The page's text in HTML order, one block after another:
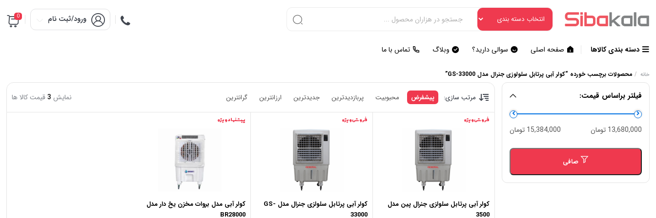
ورود/ثبت نام 0
دسته بندی کالاها صفحه اصلی سوالی دارید؟ وبلاگ تماس با ما
خانه / محصولات برچسب خورده “کولر آبی پرتابل سلولوزی جنرال مدل GS-33000”
فیلتر براساس قیمت:
حداقل
قیمت
حداكثر
قيمت
صافی
13,680,000 تومان 15,384,000 تومان
مرتب سازی: پیشفرض محبوبیت پربازدیدترین جدیدترین ارزانترین گرانترین نمایش 3 قیمت کالا ها
فروش ویژه
کولر آبی پرتابل سلولزی جنرال پین مدل
3500
فروش ویژه
کولر آبی پرتابل سلولزی جنرال مدل GS-
33000
پیشنهاد ویژه
کولر آبی مدل بروات مخزن یخ دار مدل
BR28000